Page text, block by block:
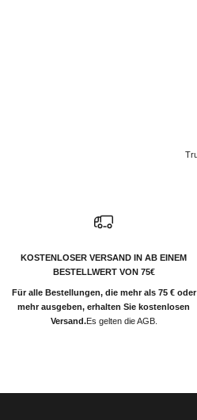
KOSTENLOSER VERSAND IN AB EINEM
BESTELLWERT VON 75€
Für alle Bestellungen, die mehr als 75 € oder
mehr ausgeben, erhalten Sie kostenlosen
Versand.Es gelten die AGB.